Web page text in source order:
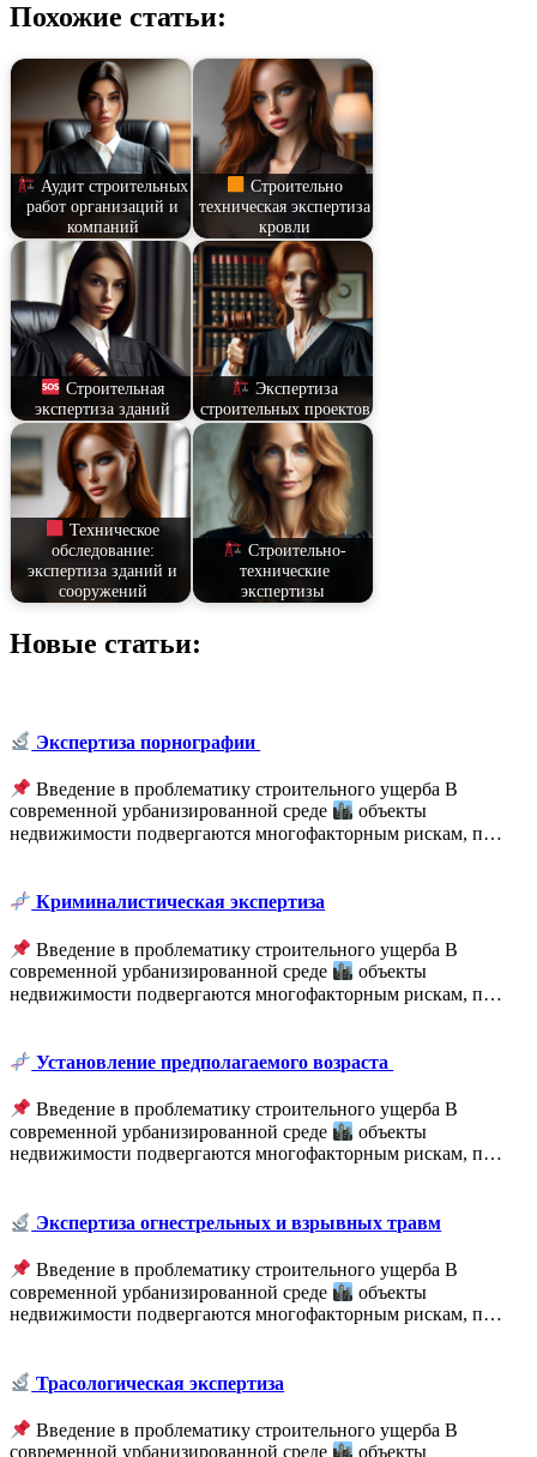
Похожие статьи:
Аудит строительных
работ организаций и
компаний
Строительно
техническая экспертиза
кровли
Строительная
экспертиза зданий
Экспертиза
строительных проектов
Техническое
обследование:
экспертиза зданий и
сооружений
Строительно-
технические
экспертизы
Новые статьи:
Экспертиза порнографии
Введение в проблематику строительного ущерба В
современной урбанизированной среде
объекты
недвижимости подвергаются многофакторным рискам, п…
Криминалистическая экспертиза
Введение в проблематику строительного ущерба В
современной урбанизированной среде
объекты
недвижимости подвергаются многофакторным рискам, п…
Установление предполагаемого возраста
Введение в проблематику строительного ущерба В
современной урбанизированной среде
объекты
недвижимости подвергаются многофакторным рискам, п…
Экспертиза огнестрельных и взрывных травм
Введение в проблематику строительного ущерба В
современной урбанизированной среде
объекты
недвижимости подвергаются многофакторным рискам, п…
Трасологическая экспертиза
Введение в проблематику строительного ущерба В
современной урбанизированной среде
объекты